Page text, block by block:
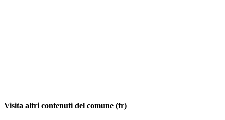
Visita altri contenuti del comune (fr)